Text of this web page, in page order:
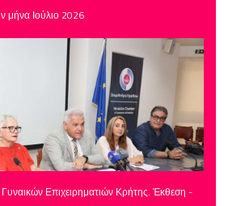
μήνα Ιούλιο 2026
Επιχειρηματιών Κρήτης. Έκθεση -